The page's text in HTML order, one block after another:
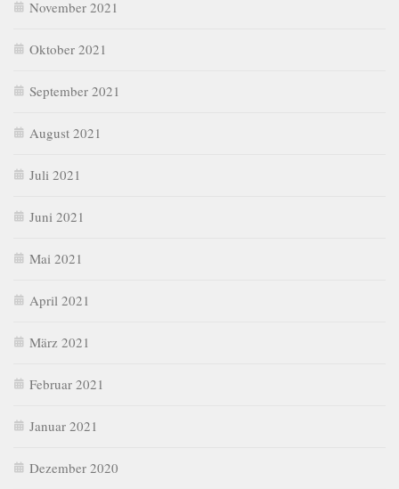
November 2021
Oktober 2021
September 2021
August 2021
Juli 2021
Juni 2021
Mai 2021
April 2021
März 2021
Februar 2021
Januar 2021
Dezember 2020